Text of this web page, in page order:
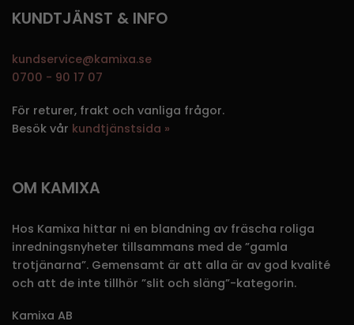
KUNDTJÄNST & INFO
kundservice@kamixa.se
0700 - 90 17 07
För returer, frakt och vanliga frågor.
Besök vår kundtjänstsida »
OM KAMIXA
Hos Kamixa hittar ni en blandning av fräscha roliga
inredningsnyheter tillsammans med de ”gamla
trotjänarna”. Gemensamt är att alla är av god kvalité
och att de inte tillhör ”slit och släng”-kategorin.
Kamixa AB